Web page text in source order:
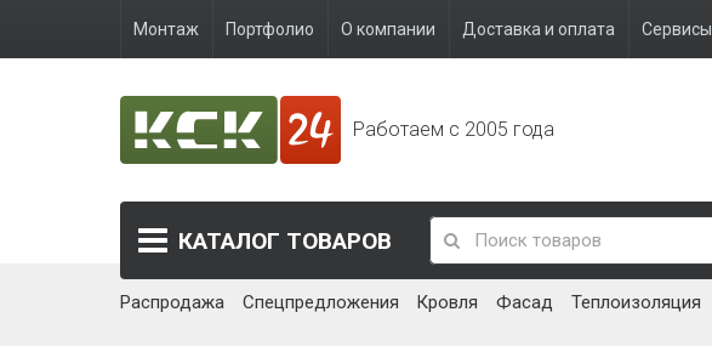
Монтаж Портфолио О компании Доставка и оплата Сервисы
Работаем с 2005 года
КАТАЛОГ ТОВАРОВ
Распродажа Спецпредложения Кровля Фасад Теплоизоляция